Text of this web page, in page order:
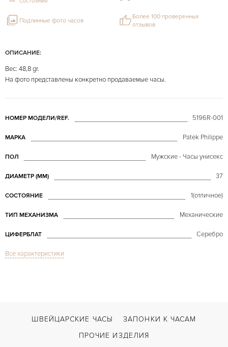
ОПИСАНИЕ:
Вес: 48,8 gr.
На фото представлены конкретно продаваемые часы.
НОМЕР МОДЕЛИ/REF. 5196R-001
МАРКА Patek Philippe
ПОЛ Мужские - Часы унисекс
ДИАМЕТР (MM) 37
СОСТОЯНИЕ 1(отличное)
ТИП МЕХАНИЗМА Механические
ЦИФЕРБЛАТ Серебро
СТЕКЛО
Застежка с помощью шипа
Все характеристики
Подлинные фото часов
Более 100 проверенных
отзывов
ШВЕЙЦАРСКИЕ ЧАСЫ
ЗАПОНКИ К ЧАСАМ
ПРОЧИЕ ИЗДЕЛИЯ